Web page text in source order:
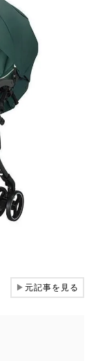
▶元記事を見る